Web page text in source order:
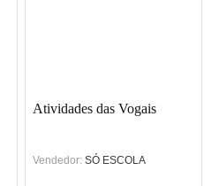
Atividades das Vogais
Vendedor: SÓ ESCOLA